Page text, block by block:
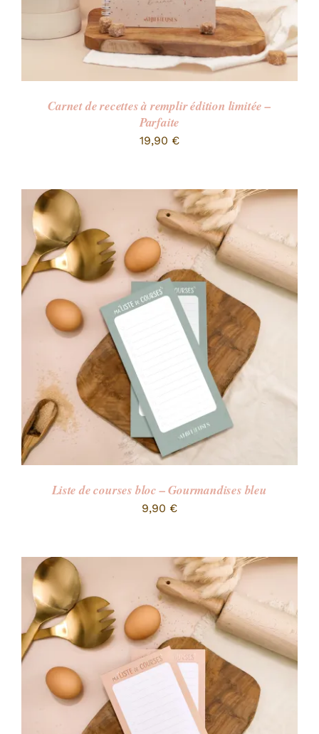
Carnet de recettes à remplir édition limitée –
Parfaite
19,90 €
Liste de courses bloc – Gourmandises bleu
9,90 €